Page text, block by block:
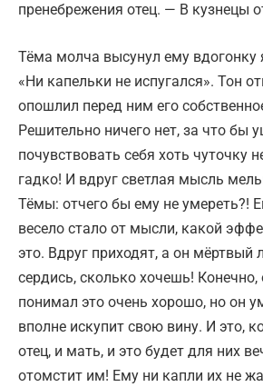
пренебрежения отец. — В кузнецы
Тёма молча высунул ему вдогонку
«Ни капельки не испугался». Тон
опошлил перед ним его
Решительно ничего нет, за что бы
почувствовать себя хоть чуточку
гадко! И вдруг светлая мысль
Тёмы: отчего бы ему не умереть?!
весело стало от мысли, какой
это. Вдруг приходят, а он мёртвый
сердись, сколько хочешь!
понимал это очень хорошо, но он
вполне искупит свою вину. И это,
отец, и мать, и это будет для них
отомстит им! Ему ни капли их не